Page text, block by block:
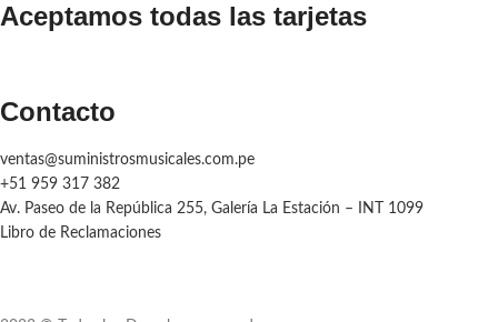
Aceptamos todas las tarjetas
Contacto
ventas@suministrosmusicales.com.pe
+51 959 317 382
Av. Paseo de la República 255, Galería La Estación – INT 1099
Libro de Reclamaciones